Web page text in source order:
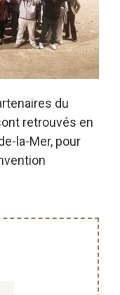
du
retrouvés en
la-Mer, pour